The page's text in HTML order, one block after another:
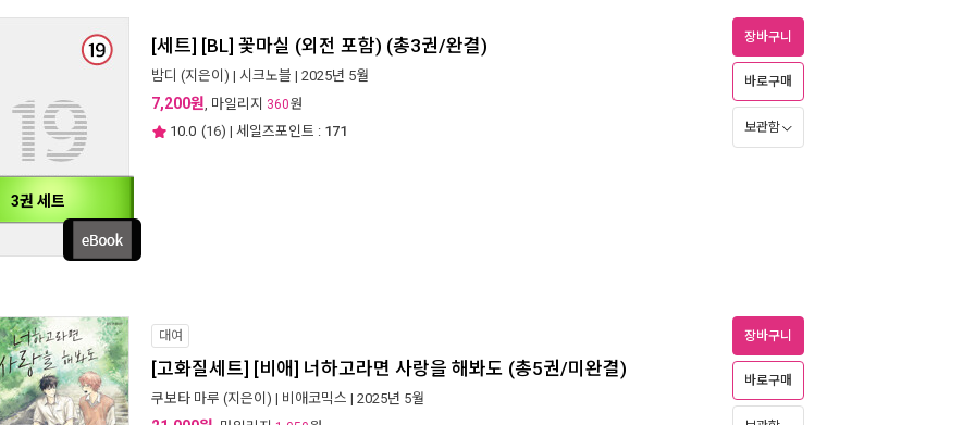
3권 세트
[세트] [BL] 꽃마실 (외전 포함) (총3권/완결)
밤디 (지은이) | 시크노블 | 2025년 5월
7,200원, 마일리지 360원
10.0 (16) | 세일즈포인트 : 171
장바구니
바로구매
보관함
대여
[고화질세트] [비애] 너하고라면 사랑을 해봐도 (총5권/미완결)
쿠보타 마루 (지은이) | 비애코믹스 | 2025년 5월
장바구니
바로구매